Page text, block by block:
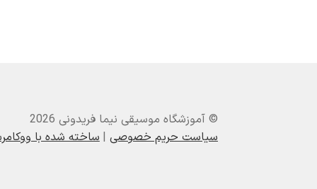
© آموزشگاه موسیقی نیما فریدونی 2026
سیاست حریم خصوصی ساخته شده با